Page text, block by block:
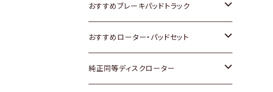
いすゞ
ダイハツ
マツダ
日産
いすゞ
ダイハツ
日産
いすゞ
ダイハツ
ホンダ
スズキ
日産
トヨタ
ホンダ
スズキ
おすすめブレーキパッドトラック
トヨタ
日産
おすすめローター・パッドセット
トヨタ
純正同等ディスクローター